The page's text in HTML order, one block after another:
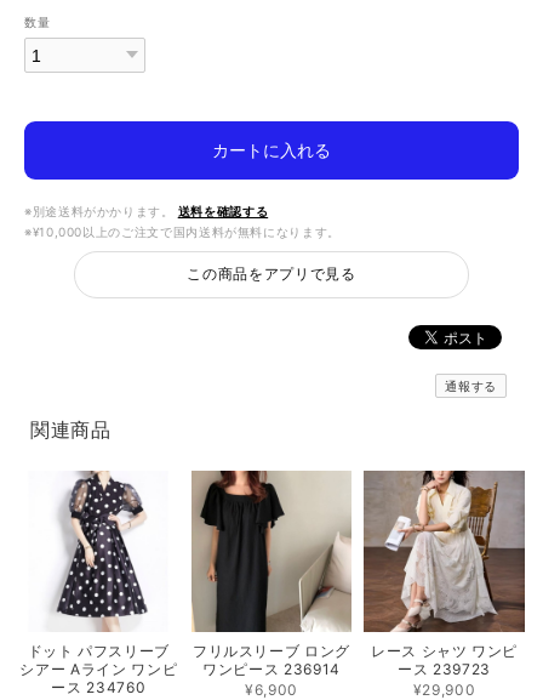
数量
カートに入れる
※別途送料がかかります。
送料を確認する
※¥10,000以上のご注文で国内送料が無料になります。
この商品をアプリで見る
通報する
関連商品
ドット パフスリーブ
シアー Aライン ワンピ
ース 234760
フリルスリーブ ロング
ワンピース 236914
¥6,900
レース シャツ ワンピ
ース 239723
¥29,900